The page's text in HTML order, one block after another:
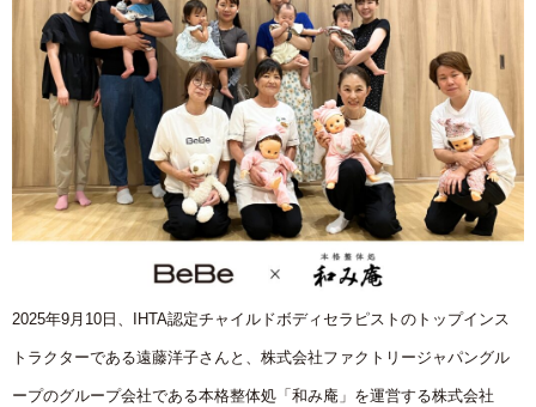
2025年9月10日、IHTA認定チャイルドボディセラピストのトップインス
トラクターである遠藤洋子さんと、株式会社ファクトリージャパングル
ープのグループ会社である本格整体処「和み庵」を運営する株式会社